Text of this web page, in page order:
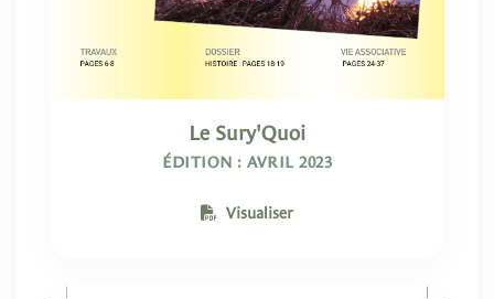
Le Sury'Quoi
ÉDITION : AVRIL 2023
Visualiser